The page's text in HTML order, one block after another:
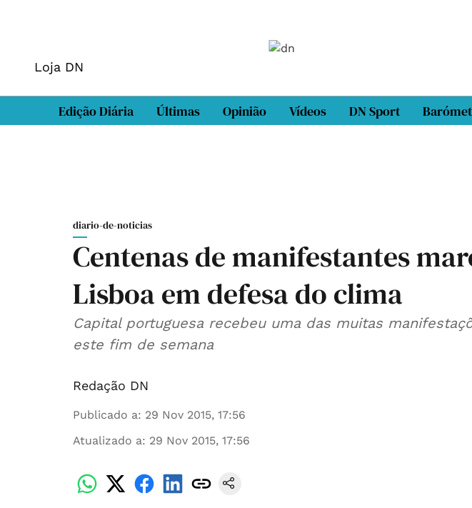
Loja DN
Edição Diária Últimas Opinião Vídeos DN Sport
diario-de-noticias
Centenas de manifestantes
Lisboa em defesa do clima
Capital portuguesa recebeu uma das muitas
este fim de semana
Redação DN
Publicado a: 29 Nov 2015, 17:56
Atualizado a: 29 Nov 2015, 17:56